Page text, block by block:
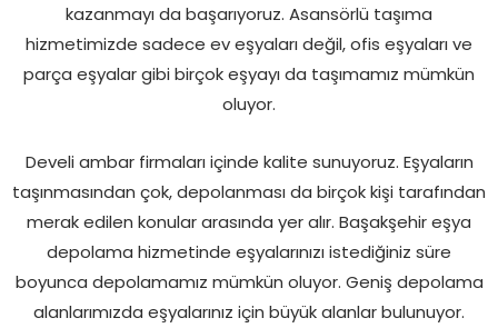
kazanmayı da başarıyoruz. Asansörlü taşıma
hizmetimizde sadece ev eşyaları değil, ofis eşyaları ve
parça eşyalar gibi birçok eşyayı da taşımamız mümkün
oluyor.
Develi ambar firmaları içinde kalite sunuyoruz. Eşyaların
taşınmasından çok, depolanması da birçok kişi tarafından
merak edilen konular arasında yer alır. Başakşehir eşya
depolama hizmetinde eşyalarınızı istediğiniz süre
boyunca depolamamız mümkün oluyor. Geniş depolama
alanlarımızda eşyalarınız için büyük alanlar bulunuyor.